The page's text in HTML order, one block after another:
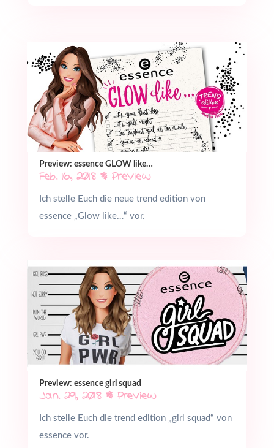
Preview: essence GLOW like…
Feb. 16, 2018| Preview
Ich stelle Euch die neue trend edition von
essence „Glow like…“ vor.
Preview: essence girl squad
Jan. 29, 2018| Preview
Ich stelle Euch die trend edition „girl squad“ von
essence vor.